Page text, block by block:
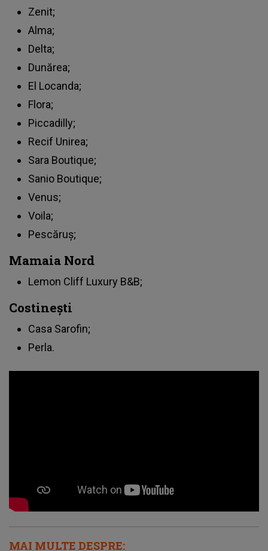
Zenit;
Alma;
Delta;
Dunărea;
El Locanda;
Flora;
Piccadilly;
Recif Unirea;
Sara Boutique;
Sanio Boutique;
Venus;
Voila;
Pescăruș;
Mamaia Nord
Lemon Cliff Luxury B&B;
Costinești
Casa Sarofin;
Perla.
MAI MULTE DESPRE: